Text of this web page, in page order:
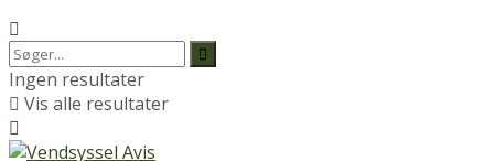
Ingen resultater
Vis alle resultater